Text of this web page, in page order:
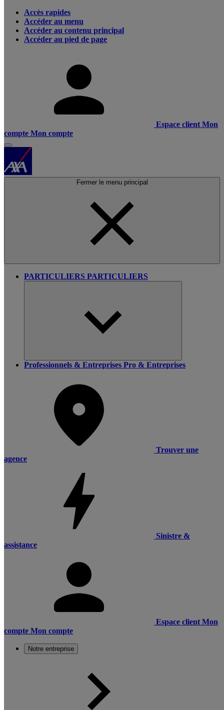
Accès rapides
Accéder au menu
Accéder au contenu principal
Accéder au pied de page
Espace client Mon
compte Mon compte
Fermer le menu principal
PARTICULIERS PARTICULIERS
Professionnels & Entreprises Pro & Entreprises
Trouver une
agence
Sinistre &
assistance
Espace client Mon
compte Mon compte
Notre entreprise